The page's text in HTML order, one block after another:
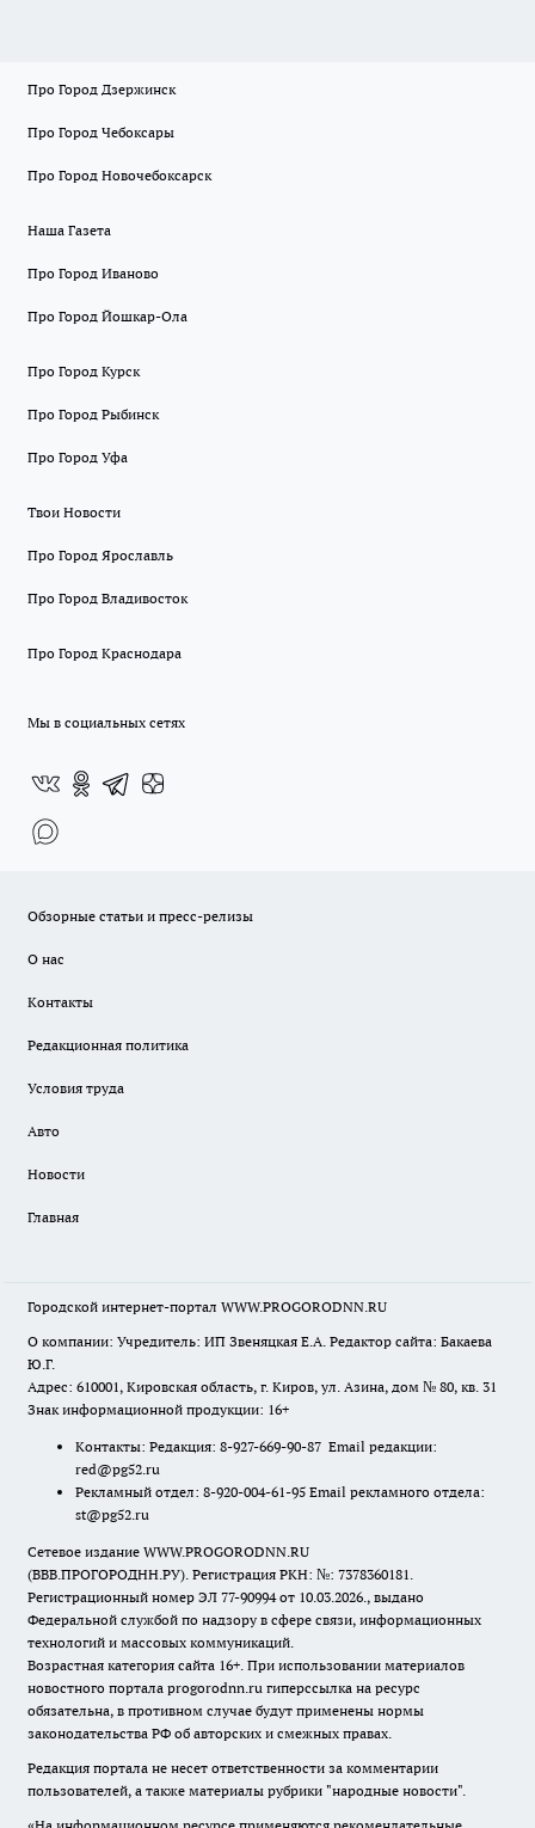
Про Город Дзержинск
Про Город Чебоксары
Про Город Новочебоксарск
Наша Газета
Про Город Иваново
Про Город Йошкар-Ола
Про Город Курск
Про Город Рыбинск
Про Город Уфа
Твои Новости
Про Город Ярославль
Про Город Владивосток
Про Город Краснодара
Мы в социальных сетях
Обзорные статьи и пресс-релизы
О нас
Контакты
Редакционная политика
Условия труда
Авто
Новости
Главная
Городской интернет-портал WWW.PROGORODNN.RU
О компании: Учредитель: ИП Звеняцкая Е.А. Редактор сайта: Бакаева
Ю.Г.
Адрес: 610001, Кировская область, г. Киров, ул. Азина, дом № 80, кв. 31
Знак информационной продукции: 16+
Контакты: Редакция: 8-927-669-90-87 Email редакции:
red@pg52.ru
Рекламный отдел: 8-920-004-61-95 Email рекламного отдела:
st@pg52.ru
Сетевое издание WWW.PROGORODNN.RU
(ВВВ.ПРОГОРОДНН.РУ). Регистрация РКН: №: 7378360181.
Регистрационный номер ЭЛ 77-90994 от 10.03.2026., выдано
Федеральной службой по надзору в сфере связи, информационных
технологий и массовых коммуникаций.
Возрастная категория сайта 16+. При использовании материалов
новостного портала progorodnn.ru гиперссылка на ресурс
обязательна, в противном случае будут применены нормы
законодательства РФ об авторских и смежных правах.
Редакция портала не несет ответственности за комментарии
пользователей, а также материалы рубрики "народные новости".